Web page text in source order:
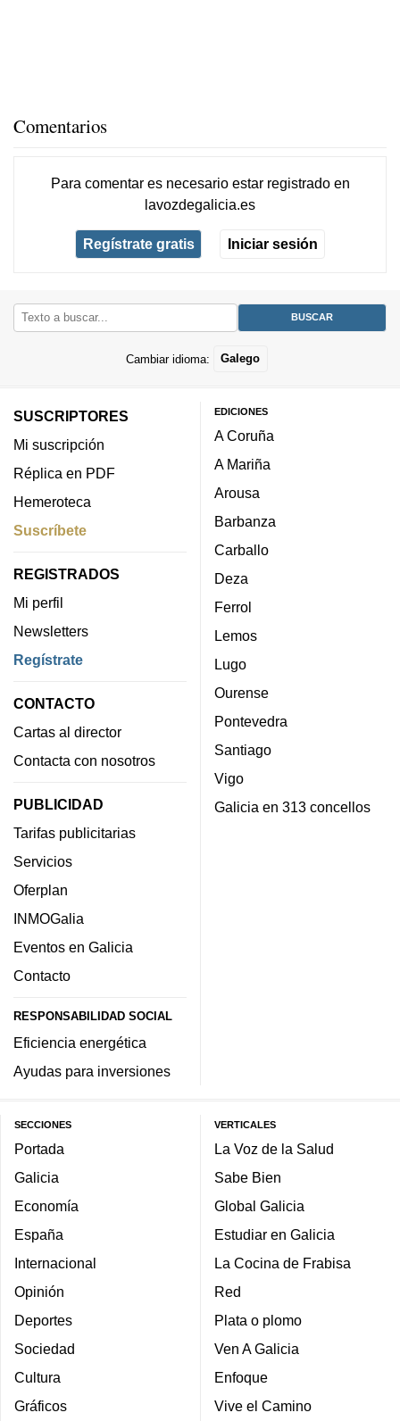
Comentarios
Para comentar es necesario estar registradoen
lavozdegalicia.es
Regístrate gratis Iniciar sesión
Cambiar idioma: Galego
SUSCRIPTORES
Mi suscripción
Réplica en PDF
Hemeroteca
Suscríbete
REGISTRADOS
Mi perfil
Newsletters
Regístrate
CONTACTO
Cartas al director
Contacta con nosotros
PUBLICIDAD
Tarifas publicitarias
Servicios
Oferplan
INMOGalia
Eventos en Galicia
Contacto
RESPONSABILIDAD SOCIAL
Eficiencia energética
Ayudas para inversiones
EDICIONES
A Coruña
A Mariña
Arousa
Barbanza
Carballo
Deza
Ferrol
Lemos
Lugo
Ourense
Pontevedra
Santiago
Vigo
Galicia en 313 concellos
SECCIONES
Portada
Galicia
Economía
España
Internacional
Opinión
Deportes
Sociedad
Cultura
Gráficos
VERTICALES
La Voz de la Salud
Sabe Bien
Global Galicia
Estudiar en Galicia
La Cocina de Frabisa
Red
Plata o plomo
Ven A Galicia
Enfoque
Vive el Camino